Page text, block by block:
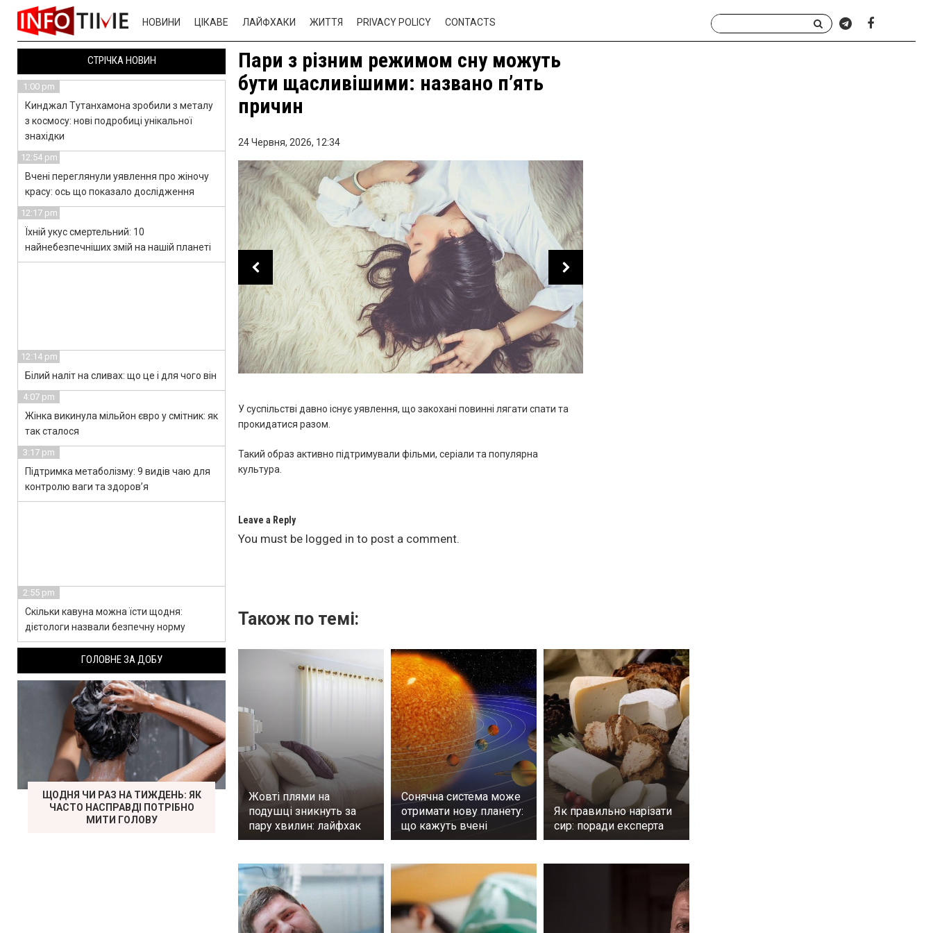
НОВИНИ ЦІКАВЕ ЛАЙФХАКИ ЖИТТЯ PRIVACY POLICY CONTACTS
Пари з різним режимом сну можуть
бути щасливішими: названо п’ять
причин
24 Червня, 2026, 12:34
У суспільстві давно існує уявлення, що закохані повинні лягати спати та
прокидатися разом.
Такий образ активно підтримували фільми, серіали та популярна
культура.
Leave a Reply
You must be logged in to post a comment.
Також по темі:
Жовті плями на
подушці зникнуть за
пару хвилин: лайфхак
Сонячна система може
отримати нову планету:
що кажуть вчені
Як правильно нарізати
сир: поради експерта
СТРІЧКА НОВИН
1:00 pm
Кинджал Тутанхамона зробили з металу
з космосу: нові подробиці унікальної
знахідки
12:54 pm
Вчені переглянули уявлення про жіночу
красу: ось що показало дослідження
12:17 pm
Їхній укус смертельний: 10
найнебезпечніших змій на нашій планеті
12:14 pm
Білий наліт на сливах: що це і для чого він
4:07 pm
Жінка викинула мільйон євро у смітник: як
так сталося
3:17 pm
Підтримка метаболізму: 9 видів чаю для
контролю ваги та здоров’я
2:55 pm
Скільки кавуна можна їсти щодня:
дієтологи назвали безпечну норму
ГОЛОВНЕ ЗА ДОБУ
ЩОДНЯ ЧИ РАЗ НА ТИЖДЕНЬ: ЯК
ЧАСТО НАСПРАВДІ ПОТРІБНО
МИТИ ГОЛОВУ